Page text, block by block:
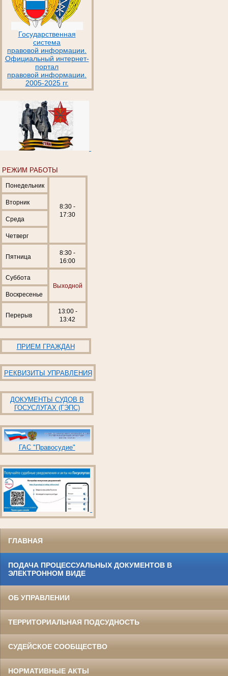
Государственная
система
правовой информации.
Официальный интернет-
портал
правовой информации.
2005-2025 гг.
РЕЖИМ РАБОТЫ
Понедельник
8:30 -
17:30
Вторник
Среда
Четверг
Пятница
8:30 -
16:00
Суббота
Выходной
Воскресенье
Перерыв
13:00 -
13:42
ПРИЕМ ГРАЖДАН
РЕКВИЗИТЫ УПРАВЛЕНИЯ
ДОКУМЕНТЫ СУДОВ В
ГОСУСЛУГАХ (ГЭПС)
ГАС "Правосудие"
ГЛАВНАЯ
ПОДАЧА ПРОЦЕССУАЛЬНЫХ ДОКУМЕНТОВ В
ЭЛЕКТРОННОМ ВИДЕ
ОБ УПРАВЛЕНИИ
ТЕРРИТОРИАЛЬНАЯ ПОДСУДНОСТЬ
СУДЕЙСКОЕ СООБЩЕСТВО
НОРМАТИВНЫЕ АКТЫ